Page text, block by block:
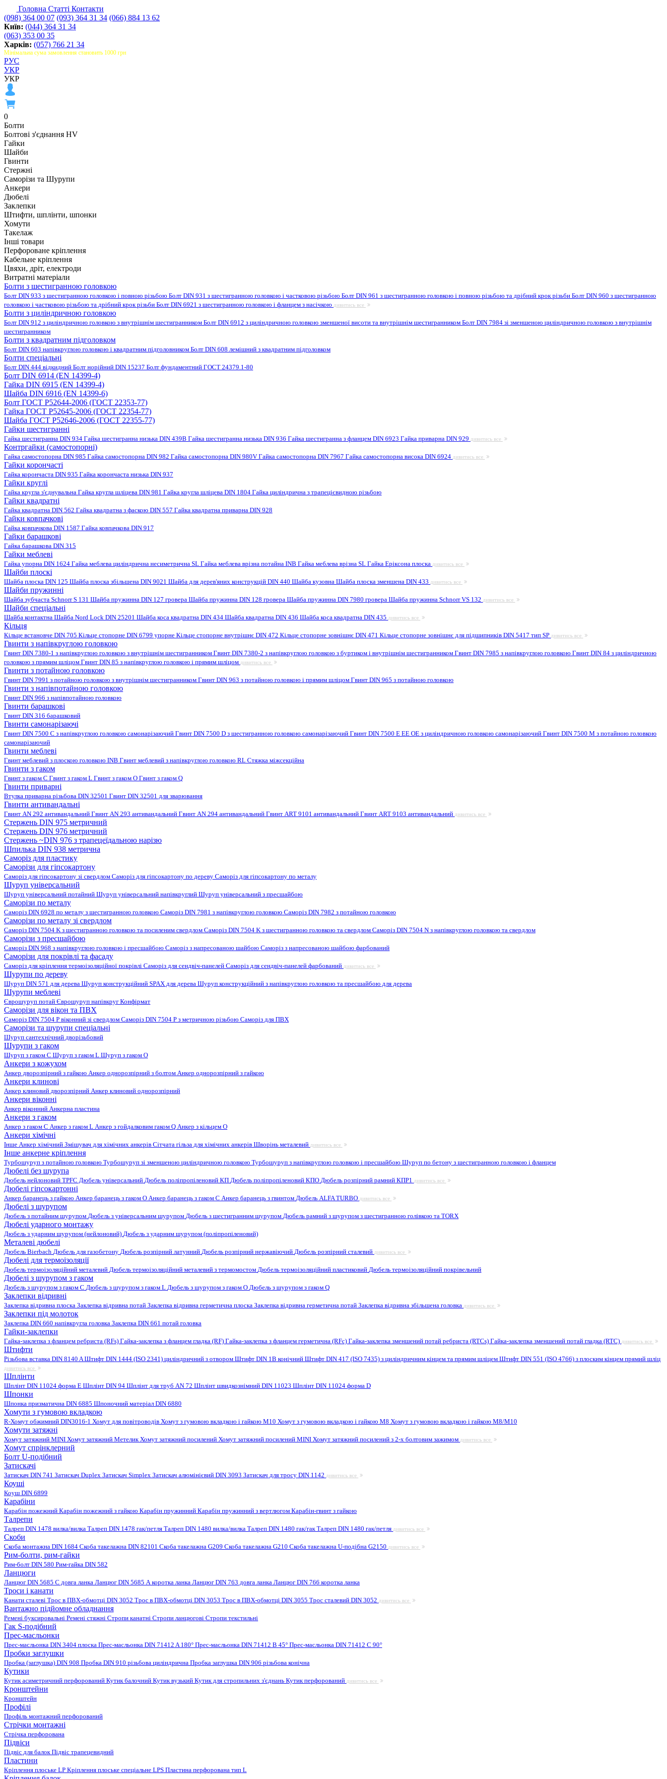
Головна Статті Контакти
(098) 364 00 07 (093) 364 31 34 (066) 884 13 62
Київ: (044) 364 31 34
(063) 353 00 35
Харків: (057) 766 21 34
Мінімальна сума замовлення становить 1000 грн
РУС
УКР
УКР
0
Болти
Болтові з'єднання HV
Гайки
Шайби
Гвинти
Стержні
Саморізи та Шурупи
Анкери
Дюбелі
Заклепки
Штифти, шплінти, шпонки
Хомути
Такелаж
Інші товари
Перфороване кріплення
Кабельне кріплення
Цвяхи, дріт, електроди
Витратні матеріали
Болти з шестигранною головкою
Болт DIN 933 з шестигранною головкою і повною різьбою Болт DIN 931 з шестигранною головкою і частковою різьбою Болт DIN 961 з шестигранною головкою і повною різьбою та дрібний крок різьби Болт DIN 960 з шестигранною
головкою і частковою різьбою та дрібний крок різьби Болт DIN 6921 з шестигранною головкою і фланцем з насічкою дивитись все
Болти з циліндричною головкою
Болт DIN 912 з циліндричною головкою з внутрішнім шестигранником Болт DIN 6912 з циліндричною головкою зменшеної висоти та внутрішнім шестигранником Болт DIN 7984 зі зменшеною циліндричною головкою з внутрішнім
шестигранником
Болти з квадратним підголовком
Болт DIN 603 напівкруглою головкою і квадратним підголовником Болт DIN 608 лемішний з квадратним підголовком
Болти спеціальні
Болт DIN 444 відкидний Болт норійний DIN 15237 Болт фундаментний ГОСТ 24379.1-80
Болт DIN 6914 (EN 14399-4)
Гайка DIN 6915 (EN 14399-4)
Шайба DIN 6916 (EN 14399-6)
Болт ГОСТ Р52644-2006 (ГОСТ 22353-77)
Гайка ГОСТ Р52645-2006 (ГОСТ 22354-77)
Шайба ГОСТ Р52646-2006 (ГОСТ 22355-77)
Гайки шестигранні
Гайка шестигранна DIN 934 Гайка шестигранна низька DIN 439B Гайка шестигранна низька DIN 936 Гайка шестигранна з фланцем DIN 6923 Гайка приварна DIN 929 дивитись все
Контргайки (самостопорні)
Гайка самостопорна DIN 985 Гайка самостопорна DIN 982 Гайка самостопорна DIN 980V Гайка самостопорна DIN 7967 Гайка самостопорна висока DIN 6924 дивитись все
Гайки корончасті
Гайка корончаста DIN 935 Гайка корончаста низька DIN 937
Гайки круглі
Гайка кругла з'єднувальна Гайка кругла шліцева DIN 981 Гайка кругла шліцева DIN 1804 Гайка циліндрична з трапецієвидною різьбою
Гайки квадратні
Гайка квадратна DIN 562 Гайка квадратна з фаскою DIN 557 Гайка квадратна приварна DIN 928
Гайки ковпачкові
Гайка ковпачкова DIN 1587 Гайка ковпачкова DIN 917
Гайки барашкові
Гайка барашкова DIN 315
Гайки меблеві
Гайка упорна DIN 1624 Гайка меблева циліндрична несиметрична SL Гайка меблева врізна потайна INB Гайка меблева врізна SL Гайка Еріксона плоска дивитись все
Шайби плоскі
Шайба плоска DIN 125 Шайба плоска збільшена DIN 9021 Шайба для дерев'яних конструкцій DIN 440 Шайба кузовна Шайба плоска зменшена DIN 433 дивитись все
Шайби пружинні
Шайба зубчаста Schnorr S 131 Шайба пружинна DIN 127 гровера Шайба пружинна DIN 128 гровера Шайба пружинна DIN 7980 гровера Шайба пружинна Schnorr VS 132 дивитись все
Шайби спеціальні
Шайба контактна Шайба Nord Lock DIN 25201 Шайба коса квадратна DIN 434 Шайба квадратна DIN 436 Шайба коса квадратна DIN 435 дивитись все
Кільця
Кільце встановче DIN 705 Кільце стопорне DIN 6799 упорне Кільце стопорне внутрішнє DIN 472 Кільце стопорне зовнішнє DIN 471 Кільце стопорне зовнішнє для підшипників DIN 5417 тип SP дивитись все
Гвинти з напівкруглою головкою
Гвинт DIN 7380-1 з напівкруглою головкою з внутрішнім шестигранником Гвинт DIN 7380-2 з напівкруглою головкою з буртиком і внутрішнім шестигранником Гвинт DIN 7985 з напівкруглою головкою Гвинт DIN 84 з циліндричною
головкою з прямим шліцом Гвинт DIN 85 з напівкруглою головкою і прямим шліцом дивитись все
Гвинти з потайною головкою
Гвинт DIN 7991 з потайною головкою з внутрішнім шестигранником Гвинт DIN 963 з потайною головкою і прямим шліцом Гвинт DIN 965 з потайною головкою
Гвинти з напівпотайною головкою
Гвинт DIN 966 з напівпотайною головкою
Гвинти барашкові
Гвинт DIN 316 барашковий
Гвинти самонарізаючі
Гвинт DIN 7500 C з напівкруглою головкою самонарізаючий Гвинт DIN 7500 D з шестигранною головкою самонарізаючий Гвинт DIN 7500 E EE OE з циліндричною головкою самонарізаючий Гвинт DIN 7500 M з потайною головкою
самонарізаючий
Гвинти меблеві
Гвинт меблевий з плоскою головкою INB Гвинт меблевий з напівкруглою головкою RL Стяжка міжсекційна
Гвинти з гаком
Гвинт з гаком C Гвинт з гаком L Гвинт з гаком O Гвинт з гаком Q
Гвинти приварні
Втулка приварна різьбова DIN 32501 Гвинт DIN 32501 для зварювання
Гвинти антивандальні
Гвинт AN 292 антивандальний Гвинт AN 293 антивандальний Гвинт AN 294 антивандальний Гвинт ART 9101 антивандальний Гвинт ART 9103 антивандальний дивитись все
Стержень DIN 975 метричний
Стержень DIN 976 метричний
Стержень ~DIN 976 з трапецеїдальною нарізю
Шпилька DIN 938 метрична
Саморіз для пластику
Саморізи для гіпсокартону
Саморіз для гіпсокартону зі свердлом Саморіз для гіпсокартону по дереву Саморіз для гіпсокартону по металу
Шуруп універсальний
Шуруп універсальний потайний Шуруп універсальний напівкруглий Шуруп універсальний з пресшайбою
Саморізи по металу
Саморіз DIN 6928 по металу з шестигранною головкою Саморіз DIN 7981 з напівкруглою головкою Саморіз DIN 7982 з потайною головкою
Саморізи по металу зі свердлом
Саморіз DIN 7504 K з шестигранною головкою та посиленим свердлом Саморіз DIN 7504 K з шестигранною головкою та свердлом Саморіз DIN 7504 N з напівкруглою головкою та свердлом
Саморізи з пресшайбою
Саморіз DIN 968 з напівкруглою головкою і пресшайбою Саморіз з напресованою шайбою Саморіз з напресованою шайбою фарбований
Саморізи для покрівлі та фасаду
Саморіз для кріплення термоізоляційної покрівлі Саморіз для сендвіч-панелей Саморіз для сендвіч-панелей фарбований дивитись все
Шурупи по дереву
Шуруп DIN 571 для дерева Шуруп конструкційний SPAX для дерева Шуруп конструкційний з напівкруглою головкою та пресшайбою для дерева
Шурупи меблеві
Єврошуруп потай Єврошуруп напівкруг Конфірмат
Саморізи для вікон та ПВХ
Саморіз DIN 7504 P віконний зі свердлом Саморіз DIN 7504 P з метричною різьбою Саморіз для ПВХ
Саморізи та шурупи спеціальні
Шуруп сантехнічний дворізьбовий
Шурупи з гаком
Шуруп з гаком C Шуруп з гаком L Шуруп з гаком O
Анкери з кожухом
Анкер дворозпірний з гайкою Анкер однорозпірний з болтом Анкер однорозпірний з гайкою
Анкери клинові
Анкер клиновий дворозпірний Анкер клиновий однорозпірний
Анкери віконні
Анкер віконний Анкерна пластина
Анкери з гаком
Анкер з гаком C Анкер з гаком L Анкер з гойдалковим гаком Q Анкер з кільцем O
Анкери хімічні
Інше Анкер хімічний Змішувач для хімічних анкерів Сітчата гільза для хімічних анкерів Шворінь металевий дивитись все
Інше анкерне кріплення
Турбошуруп з потайною головкою Турбошуруп зі зменшеною циліндричною головкою Турбошуруп з напівкруглою головкою і пресшайбою Шуруп по бетону з шестигранною головкою і фланцем
Дюбелі без шурупа
Дюбель нейлоновий TPFC Дюбель універсальний Дюбель поліпропіленовий КП Дюбель поліпропіленовий КПО Дюбель розпірний рамний КПР1 дивитись все
Дюбелі гіпсокартонні
Анкер баранець з гайкою Анкер баранець з гаком O Анкер баранець з гаком С Анкер баранець з гвинтом Дюбель ALFA TURBO дивитись все
Дюбелі з шурупом
Дюбель з потайним шурупом Дюбель з універсальним шурупом Дюбель з шестигранним шурупом Дюбель рамний з шурупом з шестигранною голівкою та TORX
Дюбелі ударного монтажу
Дюбель з ударним шурупом (нейлоновий) Дюбель з ударним шурупом (поліпропіленовий)
Металеві дюбелі
Дюбель Bierbach Дюбель для газобетону Дюбель розпірний латунний Дюбель розпірний нержавіючий Дюбель розпірний сталевий дивитись все
Дюбелі для термоізоляції
Дюбель термоізоляційний металевий Дюбель термоізоляційний металевий з термомостом Дюбель термоізоляційний пластиковий Дюбель термоізоляційний покрівельний
Дюбелі з шурупом з гаком
Дюбель з шурупом з гаком C Дюбель з шурупом з гаком L Дюбель з шурупом з гаком O Дюбель з шурупом з гаком Q
Заклепки відривні
Заклепка відривна плоска Заклепка відривна потай Заклепка відривна герметична плоска Заклепка відривна герметична потай Заклепка відривна збільшена головка дивитись все
Заклепки під молоток
Заклепка DIN 660 напівкругла головка Заклепка DIN 661 потай головка
Гайки-заклепки
Гайка-заклепка з фланцем ребриста (RFs) Гайка-заклепка з фланцем гладка (RF) Гайка-заклепка з фланцем герметична (RFc) Гайка-заклепка зменшений потай ребриста (RTCs) Гайка-заклепка зменшений потай гладка (RTC) дивитись все
Штифти
Різьбова вставка DIN 8140 AШтифт DIN 1444 (ISO 2341) циліндричний з отвором Штифт DIN 1B конічний Штифт DIN 417 (ISO 7435) з циліндричним кінцем та прямим шліцем Штифт DIN 551 (ISO 4766) з плоским кінцем прямий шліц
дивитись все
Шплінти
Шплінт DIN 11024 форма E Шплінт DIN 94 Шплінт для труб AN 72 Шплінт швидкознімний DIN 11023 Шплінт DIN 11024 форма D
Шпонки
Шпонка призматична DIN 6885 Шпоночний матеріал DIN 6880
Хомути з гумовою вкладкою
R-Хомут обжимний DIN3016-1 Хомут для повітроводів Хомут з гумовою вкладкою і гайкою M10 Хомут з гумовою вкладкою і гайкою M8 Хомут з гумовою вкладкою і гайкою М8/M10
Хомути затяжні
Хомут затяжний MINI Хомут затяжний МетеликХомут затяжний посилений Хомут затяжний посилений MINI Хомут затяжний посилений з 2-х болтовим зажимом дивитись все
Хомут спрінклерний
Болт U-подібний
Затискачі
Затискач DIN 741 Затискач Duplex Затискач Simplex Затискач алюмінієвий DIN 3093 Затискач для тросу DIN 1142 дивитись все
Коуші
Коуш DIN 6899
Карабіни
Карабін пожежний Карабін пожежний з гайкою Карабін пружинний Карабін пружинний з вертлюгом Карабін-гвинт з гайкою
Талрепи
Талреп DIN 1478 вилка/вилка Талреп DIN 1478 гак/петля Талреп DIN 1480 вилка/вилка Талреп DIN 1480 гак/гакТалреп DIN 1480 гак/петля дивитись все
Скоби
Скоба монтажна DIN 1684 Скоба такелажна DIN 82101 Скоба такелажна G209 Скоба такелажна G210 Скоба такелажна U-подібна G2150 дивитись все
Рим-болти, рим-гайки
Рим-болт DIN 580 Рим-гайка DIN 582
Ланцюги
Ланцюг DIN 5685 C довга ланка Ланцюг DIN 5685 А коротка ланка Ланцюг DIN 763 довга ланка Ланцюг DIN 766 коротка ланка
Троси і канати
Канати сталеві Трос в ПВХ-обмотці DIN 3052 Трос в ПВХ-обмотці DIN 3053 Трос в ПВХ-обмотці DIN 3055 Трос сталевий DIN 3052 дивитись все
Вантажно підйомне обладнання
Ремені буксировальні Ремені стяжні Стропи канатні Стропи ланцюгові Стропи текстильні
Гак S-подібний
Прес-масльонки
Прес-масльонка DIN 3404 плоска Прес-масльонка DIN 71412 A 180° Прес-масльонка DIN 71412 B 45° Прес-масльонка DIN 71412 C 90°
Пробки заглушки
Пробка (заглушка) DIN 908 Пробка DIN 910 різьбова циліндрична Пробка заглушка DIN 906 різьбова конічна
Кутики
Кутик асиметричний перфорований Кутик балочний Кутик вузький Кутик для стропильних з'єднань Кутик перфорований дивитись все
Кронштейни
Кронштейн
Профілі
Профіль монтажний перфорований
Стрічки монтажні
Стрічка перфорована
Підвіси
Підвіс для балокПідвіс трапецевидний
Пластини
Кріплення плоське LP Кріплення плоське спеціальне LPS Пластина перфорована тип L